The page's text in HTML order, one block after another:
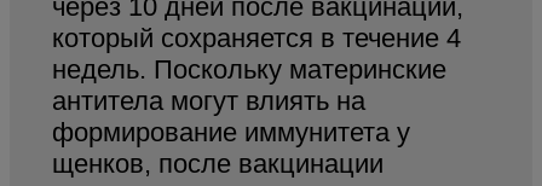
через 10 дней после вакцинации,
который сохраняется в течение 4
недель. Поскольку материнские
антитела могут влиять на
формирование иммунитета у
щенков, после вакцинации